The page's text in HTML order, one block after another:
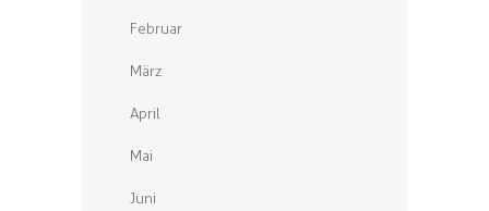
Februar
März
April
Mai
Juni